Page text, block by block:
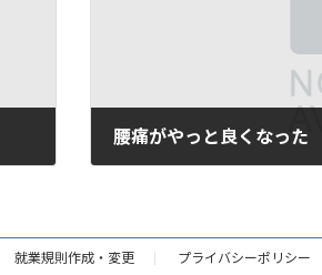
腰痛がやっと良くなった
就業規則作成・変更 プライバシーポリシー